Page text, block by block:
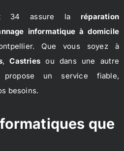
34 assure la réparation
informatique à domicile
Que vous soyez à
,Castries ou dans une autre
un service fiable,
besoins.
que